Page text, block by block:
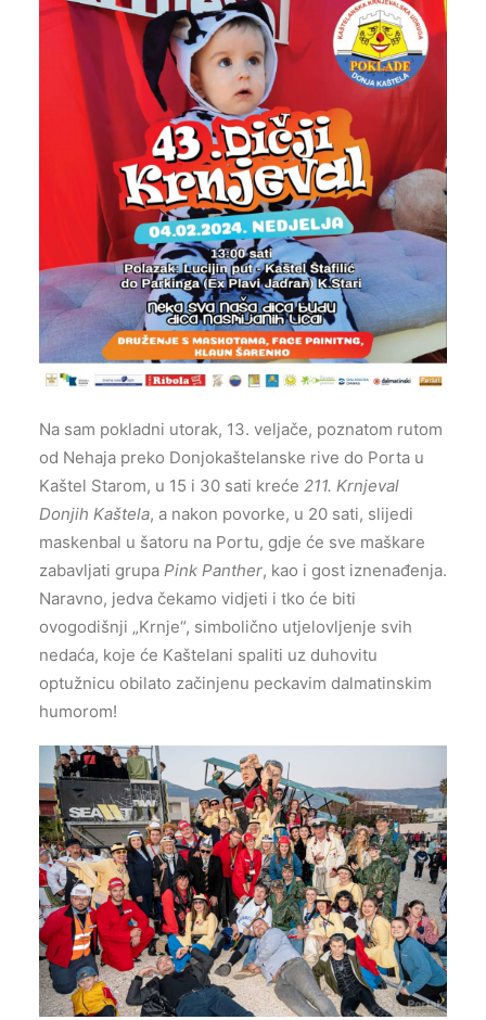
Na sam pokladni utorak, 13. veljače, poznatom rutom
od Nehaja preko Donjokaštelanske rive do Porta u
Kaštel Starom, u 15 i 30 sati kreće 211. Krnjeval
Donjih Kaštela, a nakon povorke, u 20 sati, slijedi
maskenbal u šatoru na Portu, gdje će sve maškare
zabavljati grupa Pink Panther, kao i gost iznenađenja.
Naravno, jedva čekamo vidjeti i tko će biti
ovogodišnji „Krnje“, simbolično utjelovljenje svih
nedaća, koje će Kaštelani spaliti uz duhovitu
optužnicu obilato začinjenu peckavim dalmatinskim
humorom!